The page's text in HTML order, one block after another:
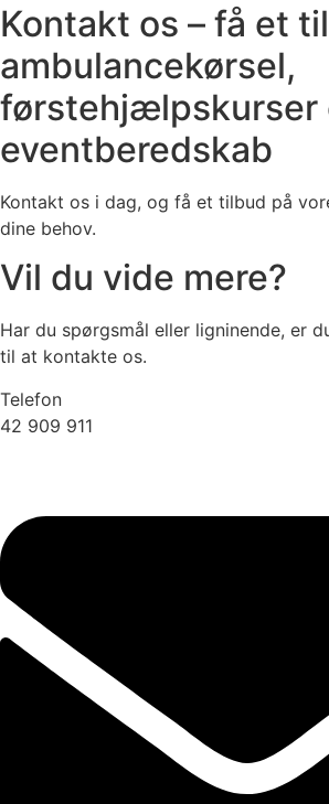
Kontakt os – få et
ambulancekørsel,
førstehjælpskurser
eventberedskab
Kontakt os i dag, og få et tilbud på
dine behov.
Vil du vide mere?
Har du spørgsmål eller ligninende, er
til at kontakte os.
Telefon
42 909 911